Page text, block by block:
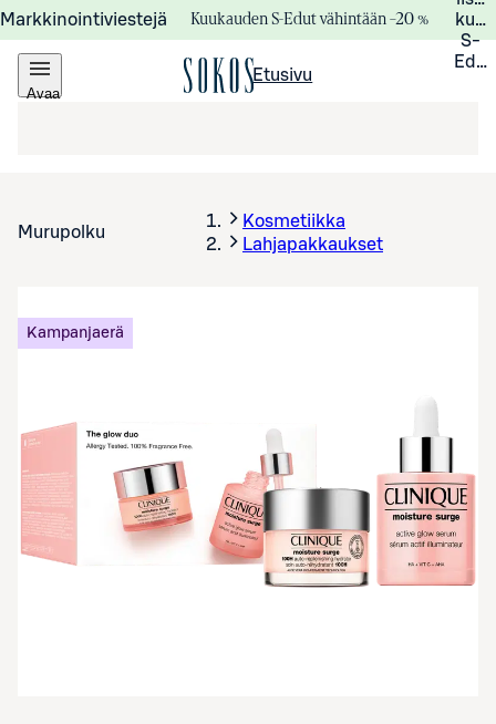
Markkinointiviestejä Kuukauden S-Edut vähintään –20 %
S-
Avaa
Etusivu
Murupolku
Kosmetiikka
Lahjapakkaukset
Avaa tuotekuva suurennettuna
Kampanjaerä